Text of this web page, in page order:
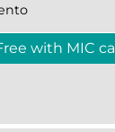
with MIC